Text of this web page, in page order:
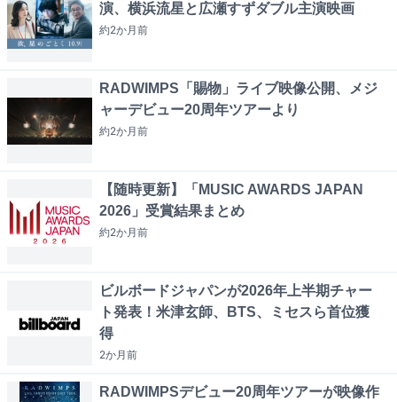
演、横浜流星と広瀬すずダブル主演映画
約2か月前
RADWIMPS「賜物」ライブ映像公開、メジ
ャーデビュー20周年ツアーより
約2か月前
【随時更新】「MUSIC AWARDS JAPAN
2026」受賞結果まとめ
約2か月前
ビルボードジャパンが2026年上半期チャー
ト発表！米津玄師、BTS、ミセスら首位獲
得
2か月前
RADWIMPSデビュー20周年ツアーが映像作